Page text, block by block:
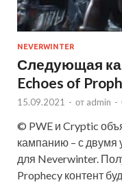
NEVERWINTER
Следующая
Echoes of
15.09.2021 - от admin -
© PWE и Cryptic
кампанию – с двумя
для Neverwinter.
Prophecy контент